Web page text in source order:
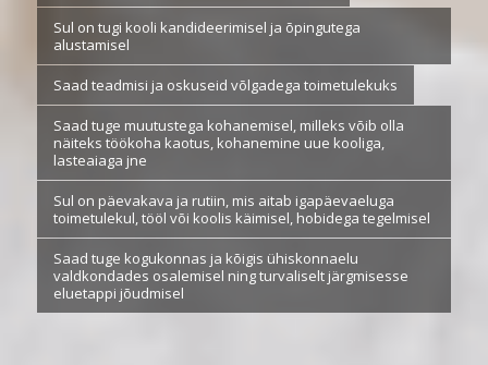
Sul on tugi kooli kandideerimisel ja õpingutega
alustamisel
Saad teadmisi ja oskuseid võlgadega toimetulekuks
Saad tuge muutustega kohanemisel, milleks võib olla
näiteks töökoha kaotus, kohanemine uue kooliga,
lasteaiaga jne
Sul on päevakava ja rutiin, mis aitab igapäevaeluga
toimetulekul, tööl või koolis käimisel, hobidega tegelmisel
Saad tuge kogukonnas ja kõigis ühiskonnaelu
valdkondades osalemisel ning turvaliselt järgmisesse
eluetappi jõudmisel